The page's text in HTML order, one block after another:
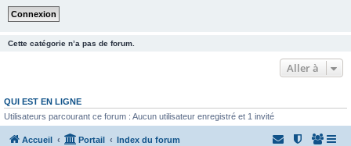
Cette catégorie n’a pas de forum.
Aller à
QUI EST EN LIGNE
Utilisateurs parcourant ce forum : Aucun utilisateur enregistré et 1 invité
Accueil Portail Index du forum